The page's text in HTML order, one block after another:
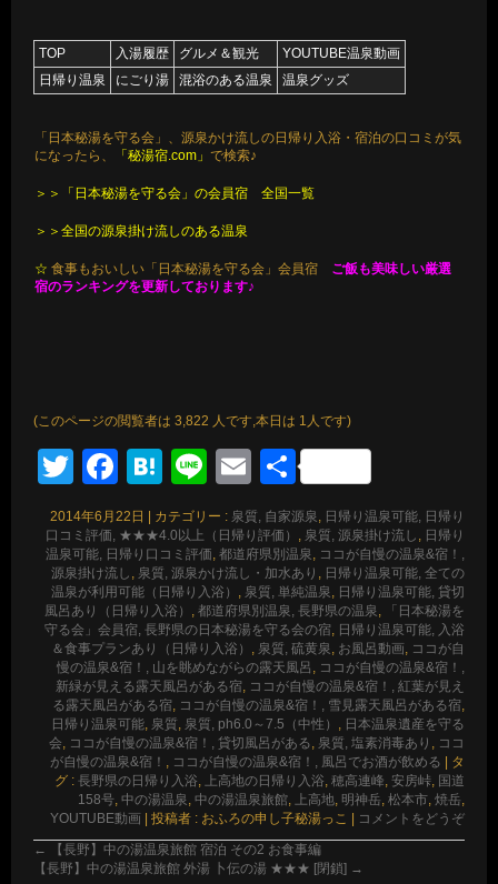
TOP 入湯履歴 グルメ＆観光
YOUTUBE温泉動画
日帰り温泉
にごり湯 混浴のある温泉 温泉グッズ
「日本秘湯を守る会」、源泉かけ流しの日帰り入浴・宿泊の口コミが気
になったら、
「秘湯宿.com」で検索♪
＞＞「日本秘湯を守る会」の会員宿 全国一覧
＞＞全国の源泉掛け流しのある温泉
☆ 食事もおいしい「日本秘湯を守る会」会員宿 ご飯も美味しい厳選
宿のランキングを更新しております♪
(このページの閲覧者は 3,822 人です,本日は 1人です)
TwitterFacebook
Hatena
LineEmail
共
有
2014年6月22日 | カテゴリー : 泉質, 自家源泉
日帰り温泉可能, 日帰り
口コミ評価, ★★★4.0以上（日帰り評価）
泉質, 源泉掛け流し
日帰り
温泉可能, 日帰り口コミ評価 都道府県別温泉
ココが自慢の温泉&宿！,
源泉掛け流し
泉質, 源泉かけ流し・加水あり
日帰り温泉可能, 全ての
温泉が利用可能（日帰り入浴）
泉質, 単純温泉
日帰り温泉可能, 貸切
風呂あり（日帰り入浴）
都道府県別温泉, 長野県の温泉
「日本秘湯を
守る会」会員宿, 長野県の日本秘湯を守る会の宿 日帰り温泉可能, 入浴
＆食事プランあり（日帰り入浴）
泉質, 硫黄泉 お風呂動画 ココが自
慢の温泉&宿！, 山を眺めながらの露天風呂
ココが自慢の温泉&宿！,
新緑が見える露天風呂がある宿 ココが自慢の温泉&宿！, 紅葉が見え
る露天風呂がある宿 ココが自慢の温泉&宿！, 雪見露天風呂がある宿
日帰り温泉可能 泉質 泉質, ph6.0～7.5（中性）
日本温泉遺産を守る
会
ココが自慢の温泉&宿！, 貸切風呂がある 泉質, 塩素消毒あり
ココ
が自慢の温泉&宿！
ココが自慢の温泉&宿！, 風呂でお酒が飲める | タ
グ : 長野県の日帰り入浴 上高地の日帰り入浴 穂高連峰 安房峠 国道
158号 中の湯温泉 中の湯温泉旅館 上高地 明神岳 松本市 焼岳
YOUTUBE動画 | 投稿者 : おふろの申し子秘湯っこ | コメントをどうぞ
←
【長野】中の湯温泉旅館 宿泊 その2 お食事編
【長野】中の湯温泉旅館 外湯 卜伝の湯 ★★★ [閉鎖] →